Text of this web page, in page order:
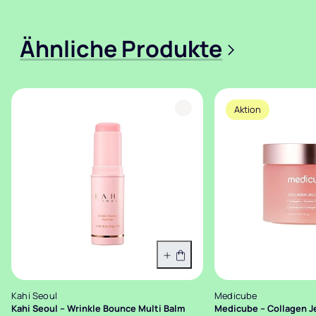
Ähnliche Produkte >
In den Warenkorb
Kahi Seoul
Kahi Seoul – Wrinkle Bounce Multi Balm
Aktion
Medicube
Medicube – Collagen